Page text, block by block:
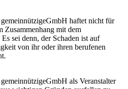
haftet nicht für
Zusammenhang mit dem
sei denn, der Schaden ist auf
von ihr oder ihren berufenen
als Veranstalter